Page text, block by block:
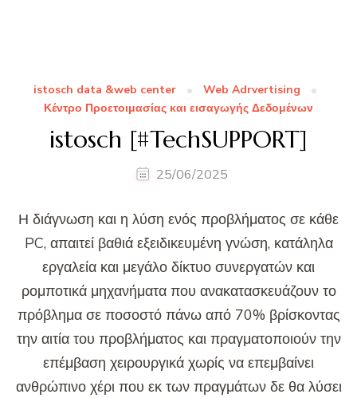
istosch data &web center
Web Adrvertising
Κέντρο Προετοιμασίας και εισαγωγής Δεδομένων
istosch [#TechSUPPORT]
25/06/2025
Η διάγνωση και η λύση ενός προβλήματος σε κάθε
PC, απαιτεί βαθιά εξειδικευμένη γνώση, κατάληλα
εργαλεία και μεγάλο δίκτυο συνεργατών και
ρομποτικά μηχανήματα που ανακατασκευάζουν το
πρόβλημα σε ποσοστό πάνω από 70% βρίσκοντας
την αιτία του προβλήματος και πραγματοποιούν την
επέμβαση χειρουργικά χωρίς να επεμβαίνει
ανθρώπινο χέρι που εκ των πραγμάτων δε θα λύσει